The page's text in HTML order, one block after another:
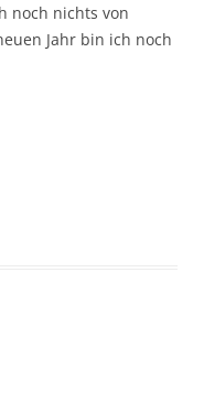
noch nichts von
Jahr bin ich noch